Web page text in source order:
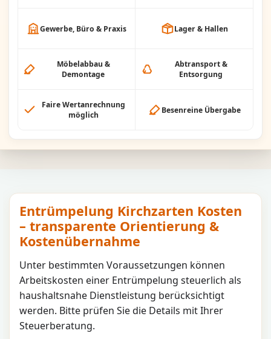
Gewerbe, Büro & Praxis Lager & Hallen
Möbelabbau &
Demontage
Abtransport &
Entsorgung
Faire Wertanrechnung
möglich
Besenreine Übergabe
Entrümpelung Kirchzarten Kosten
– transparente Orientierung &
Kostenübernahme
Unter bestimmten Voraussetzungen können
Arbeitskosten einer Entrümpelung steuerlich als
haushaltsnahe Dienstleistung berücksichtigt
werden. Bitte prüfen Sie die Details mit Ihrer
Steuerberatung.